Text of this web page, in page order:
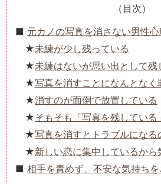
（目次）
元カノの写真を消さない男性
未練が少し残っている
未練はないが思い出として残
写真を消すことになんとなく
消すのが面倒で放置している
そもそも「写真を残してい
写真を消すとトラブルになる
新しい恋に集中しているから
相手を責めず、不安な気持ち